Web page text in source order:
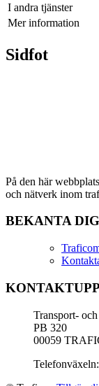
I andra tjänster
Mer information
Sidfot
På den här
och nätverk inom
BEKANTA
Transport-
PB 320
00059